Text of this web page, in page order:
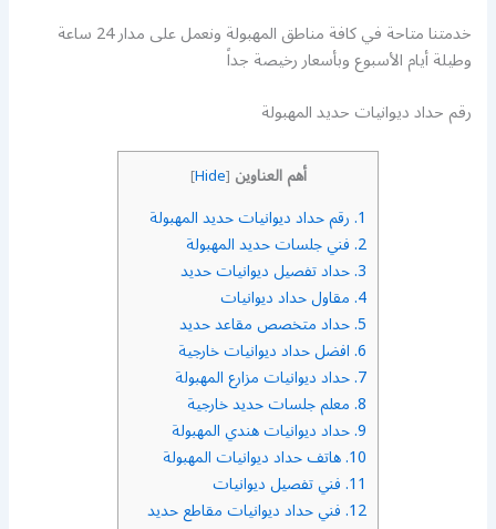
خدمتنا متاحة في كافة مناطق المهبولة ونعمل على مدار 24 ساعة
وطيلة أيام الأسبوع وبأسعار رخيصة جداً
رقم حداد ديوانيات حديد المهبولة
أهم العناوين [
Hide
]
1. رقم حداد ديوانيات حديد المهبولة
2. فني جلسات حديد المهبولة
3. حداد تفصيل ديوانيات حديد
4. مقاول حداد ديوانيات
5. حداد متخصص مقاعد حديد
6. افضل حداد ديوانيات خارجية
7. حداد ديوانيات مزارع المهبولة
8. معلم جلسات حديد خارجية
9. حداد ديوانيات هندي المهبولة
10. هاتف حداد ديوانيات المهبولة
11. فني تفصيل ديوانيات
12. فني حداد ديوانيات مقاطع حديد